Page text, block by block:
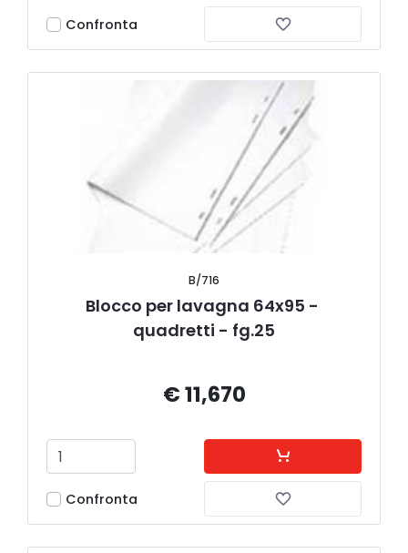
Confronta
B/716
Blocco per lavagna 64x95 -
quadretti - fg.25
€ 11,670
Confronta